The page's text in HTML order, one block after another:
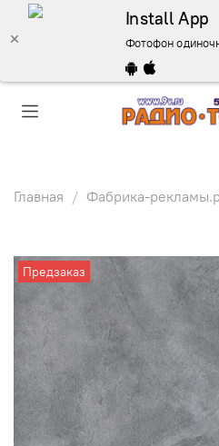
Install App
Фотофон
Главная Фабрика-
Предзаказ